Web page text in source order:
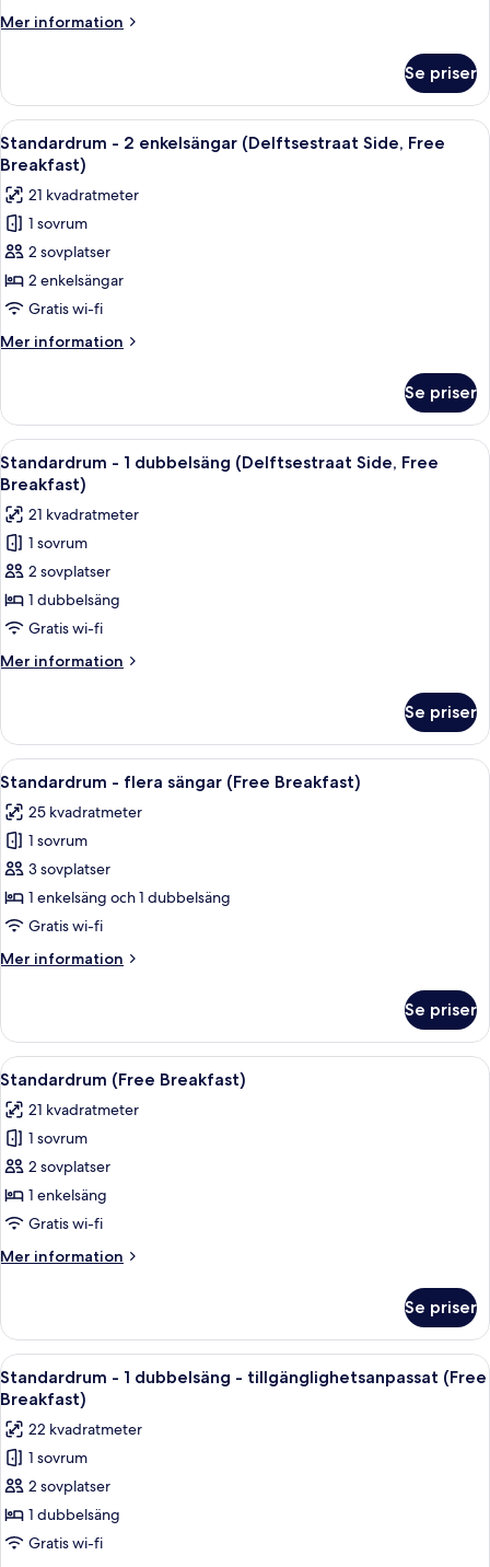
-
staden
(Free
Breakfast)
Mer information
Mer
-
dubbelsäng
-
utsikt
mot
staden
(Free
Se priser
Öppna
alla
foton
för
Standardrum
-
2
enkelsängar
(Delftsestraat
Side,
Breakfast)
Ett hotellrum med två sängar, ett
8
Standardrum - 2 enkelsängar (Delftsestraat Side, Free
Breakfast)
21 kvadratmeter
1 sovrum
2 sovplatser
2 enkelsängar
Gratis wi-fi
Mer information
Mer
-
enkelsängar
(Delftsestraat
Free
Breakfast)
Se priser
Öppna
alla
foton
för
Standardrum
-
1
dubbelsäng
(Delftsestraat
Side,
Breakfast)
Ett hotellrum med en stor säng, ett
8
Standardrum - 1 dubbelsäng (Delftsestraat Side, Free
Breakfast)
21 kvadratmeter
1 sovrum
2 sovplatser
1 dubbelsäng
Gratis wi-fi
Mer information
Mer
-
dubbelsäng
Side,
Free
Breakfast)
Se priser
Öppna
alla
foton
för
Standardrum
-
flera
(Free
Ett hotellrum med en stor säng, ett
8
Standardrum - flera sängar (Free Breakfast)
25 kvadratmeter
1 sovrum
3 sovplatser
1 enkelsäng och 1 dubbelsäng
Gratis wi-fi
Mer information
Mer
-
flera
sängar
Breakfast)
Se priser
Öppna
alla
foton
för
Standardrum
(Free
Breakfast)
Ett hotellrum med en stor säng, ett
10
Standardrum (Free Breakfast)
21 kvadratmeter
1 sovrum
2 sovplatser
1 enkelsäng
Gratis wi-fi
Mer information
Mer
(Free
Breakfast)
Se priser
Öppna
alla
foton
för
Standardrum
-
1
dubbelsäng
Ett hotellrum med en stor säng, ett
9
Standardrum - 1 dubbelsäng - tillgänglighetsanpassat (Free
Breakfast)
22 kvadratmeter
1 sovrum
2 sovplatser
1 dubbelsäng
Gratis wi-fi